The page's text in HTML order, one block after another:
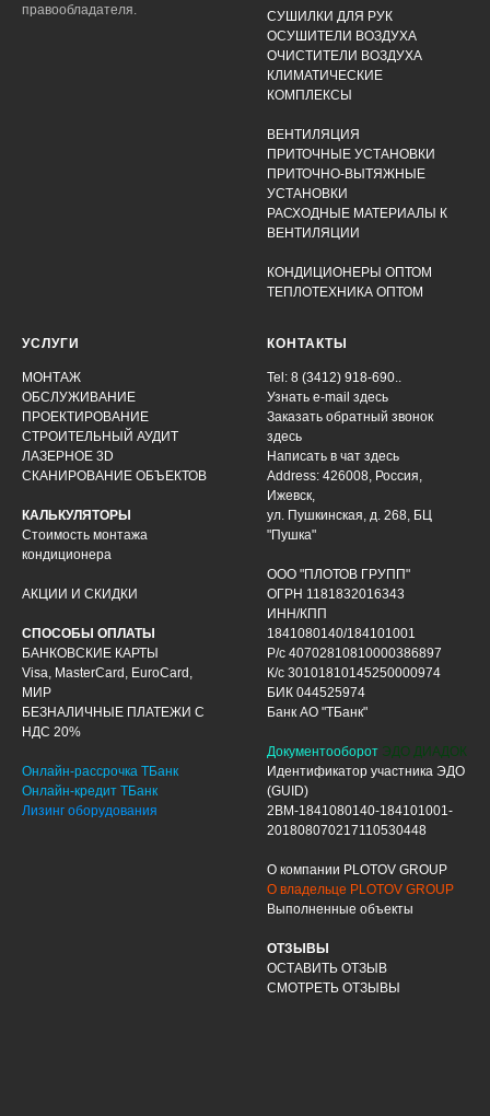
правообладателя.
СУШИЛКИ ДЛЯ РУК
ОСУШИТЕЛИ ВОЗДУХА
ОЧИСТИТЕЛИ ВОЗДУХА
КЛИМАТИЧЕСКИЕ
КОМПЛЕКСЫ
ВЕНТИЛЯЦИЯ
ПРИТОЧНЫЕ УСТАНОВКИ
ПРИТОЧНО-ВЫТЯЖНЫЕ
УСТАНОВКИ
РАСХОДНЫЕ МАТЕРИАЛЫ К
ВЕНТИЛЯЦИИ
КОНДИЦИОНЕРЫ ОПТОМ
ТЕПЛОТЕХНИКА ОПТОМ
УСЛУГИ
МОНТАЖ
ОБСЛУЖИВАНИЕ
ПРОЕКТИРОВАНИЕ
СТРОИТЕЛЬНЫЙ АУДИТ
ЛАЗЕРНОЕ 3D
СКАНИРОВАНИЕ ОБЪЕКТОВ
КАЛЬКУЛЯТОРЫ
Стоимость монтажа
кондиционера
АКЦИИ И СКИДКИ
СПОСОБЫ ОПЛАТЫ
БАНКОВСКИЕ КАРТЫ
Visa, MasterCard, EuroCard,
МИР
БЕЗНАЛИЧНЫЕ ПЛАТЕЖИ С
НДС 20%
Онлайн-рассрочка ТБанк
Онлайн-кредит ТБанк
Лизинг оборудования
КОНТАКТЫ
Tel: 8 (3412) 918-690..
Узнать e-mail здесь
Заказать обратный звонок
здесь
Написать в чат здесь
Address: 426008, Россия,
Ижевск,
ул. Пушкинская, д. 268, БЦ
"Пушка"
ООО "ПЛОТОВ ГРУПП"
ОГРН 1181832016343
ИНН/КПП
1841080140/184101001
Р/с 40702810810000386897
К/с 30101810145250000974
БИК 044525974
Банк АО "ТБанк"
Документооборот ЭДО ДИАДОК
Идентификатор участника ЭДО
(GUID)
2BM-1841080140-184101001-
201808070217110530448
О компании PLOTOV GROUP
О владельце PLOTOV GROUP
Выполненные объекты
ОТЗЫВЫ
ОСТАВИТЬ ОТЗЫВ
СМОТРЕТЬ ОТЗЫВЫ